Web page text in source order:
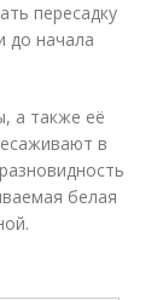
пересадку
до начала
а также её
в
белая